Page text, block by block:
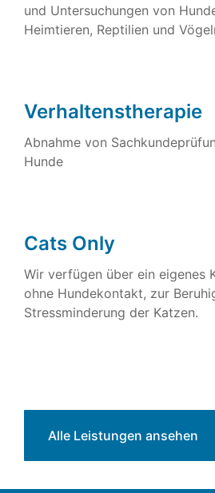
und Untersuchungen von
Heimtieren, Reptilien und
Verhaltenstherapie
Abnahme von
Hunde
Cats Only
Wir verfügen über ein eigenes
ohne Hundekontakt, zur
Stressminderung der Katzen.
Alle Leistungen ansehen